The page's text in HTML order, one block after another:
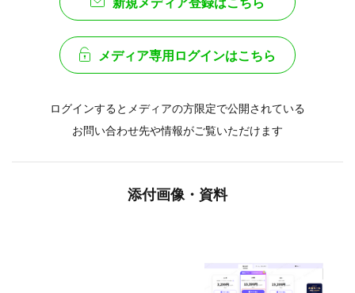
メディア専用ログインはこちら
ログインするとメディアの方限定で公開されている
お問い合わせ先や情報がご覧いただけます
添付画像・資料